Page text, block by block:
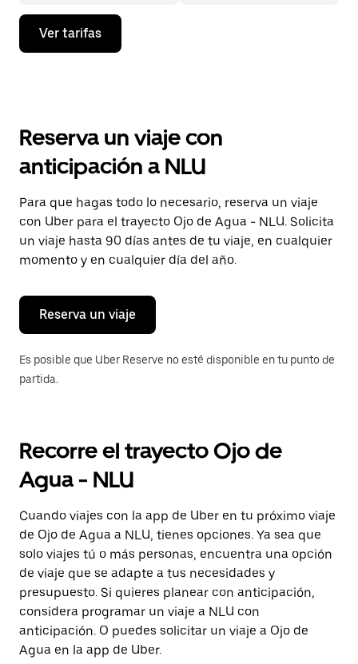
Presiona
flecha
el
y
selecciona
una
fecha.
Presiona
la
tecla Esc
para
el
calendario.
Ver tarifas
Reserva un viaje con
anticipación a NLU
Para que hagas todo lo necesario, reserva un viaje
con Uber para el trayecto Ojo de Agua - NLU. Solicita
un viaje hasta 90 días antes de tu viaje, en cualquier
momento y en cualquier día del año.
Reserva un viaje
Es posible que Uber Reserve no esté disponible en tu punto de
partida.
Recorre el trayecto Ojo de
Agua - NLU
Cuando viajes con la app de Uber en tu próximo viaje
de Ojo de Agua a NLU, tienes opciones. Ya sea que
solo viajes tú o más personas, encuentra una opción
de viaje que se adapte a tus necesidades y
presupuesto. Si quieres planear con anticipación,
considera programar un viaje a NLU con
anticipación. O puedes solicitar un viaje a Ojo de
Agua en la app de Uber.